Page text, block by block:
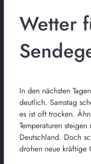
Wetter
In den nächsten
deutlich. Samstag
es ist oft trocken.
Temperaturen
Deutschland. Doch
drohen neue kräftige